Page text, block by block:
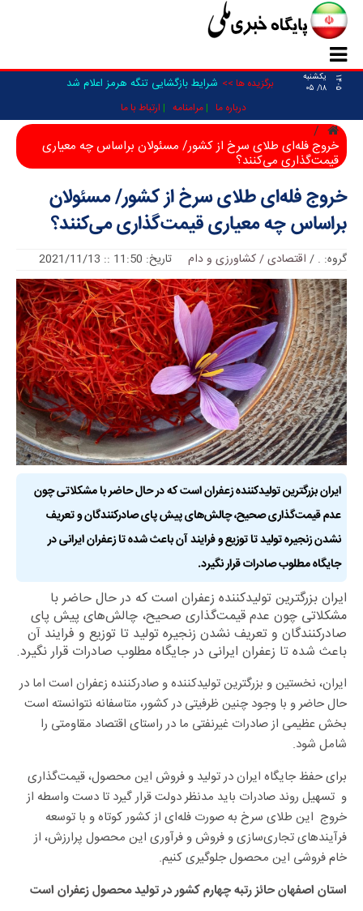
۱۴۰۵
یکشنبه
۱۸/ ۰۵
برگزیده ها >> _
درباره ما مرامنامه ارتباط با ما
خروج فله‌ای طلای سرخ ‌از کشور/ مسئولان براساس چه معیار‌ی
قیمت‌گذاری می‌کنند؟
خروج فله‌ای طلای سرخ ‌از کشور/ مسئولان
براساس چه معیار‌ی قیمت‌گذاری می‌کنند؟
گروه: .
/ اقتصادی / کشاورزی و دام تاریخ: 11:50 :: 2021/11/13
ایران بزرگترین تولیدکننده زعفران است که در حال حاضر با مشکلاتی چون
عدم قیمت‌گذاری صحیح، چالش‌های پیش پای صادرکنندگان و تعریف
نشدن زنجیره تولید تا توزیع و فرایند آن باعث شده تا زعفران ایرانی در
جایگاه مطلوب صادرات قرار نگیرد.
ایران بزرگترین تولیدکننده زعفران است که در حال حاضر با
مشکلاتی چون عدم قیمت‌گذاری صحیح، چالش‌های پیش پای
صادرکنندگان و تعریف نشدن زنجیره تولید تا توزیع و فرایند آن
باعث شده تا زعفران ایرانی در جایگاه مطلوب صادرات قرار نگیرد.
ایران، نخستین و بزرگترین تولیدکننده و صادرکننده زعفران است اما در
حال حاضر و با وجود چنین ظرفیتی در کشور، متاسفانه نتوانسته است
بخش عظیمی از صادرات غیر‌نفتی ما در راستای اقتصاد مقاومتی را
شامل شود.
برای حفظ جایگاه ایران در تولید و فروش این محصول، قیمت‌گذاری
و تسهیل روند صادرات باید مدنظر دولت قرار گیرد تا دست واسطه از
خروج این طلای سرخ به صورت فله‌ای از کشور کوتاه و با توسعه
فرآیندهای تجاری‌سازی و فروش و فرآوری این محصول پرارزش، از
خام فروشی این محصول جلوگیری کنیم.
استان اصفهان حائز رتبه چهارم کشور در تولید محصول زعفران است